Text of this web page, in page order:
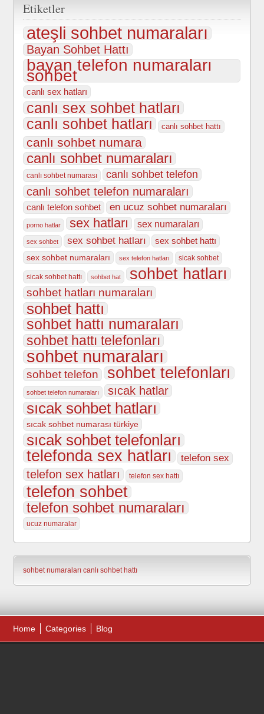
Etiketler
ateşli sohbet numaraları
Bayan Sohbet Hattı
bayan telefon numaraları
sohbet
canlı sex hatları
canlı sex sohbet hatları
canlı sohbet hatları
canlı sohbet hattı
canlı sohbet numara
canlı sohbet numaraları
canlı sohbet numarası canlı sohbet telefon
canlı sohbet telefon numaraları
canlı telefon sohbet en ucuz sohbet numaraları
porno hatlar sex hatları sex numaraları
sex sohbet sex sohbet hatları
sex sohbet hattı
sex sohbet numaraları
sex telefon hatları sicak sohbet
sicak sohbet hattı sohbet hat sohbet hatları
sohbet hatları numaraları
sohbet hattı
sohbet hattı numaraları
sohbet hattı telefonları
sohbet numaraları
sohbet telefon sohbet telefonları
sohbet telefon numaraları sıcak hatlar
sıcak sohbet hatları
sıcak sohbet numarası türkiye
sıcak sohbet telefonları
telefonda sex hatları telefon sex
telefon sex hatları telefon sex hattı
telefon sohbet
telefon sohbet numaraları
ucuz numaralar
sohbet numaraları canlı sohbet hattı
Home Categories Blog